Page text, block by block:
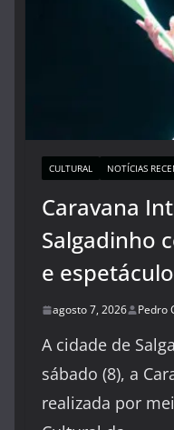
CULTURAL NOTÍCIAS
Caravana
Salgadinho
e
agosto 7, 2026 Pedro
A cidade de
sábado (8), a
realizada por